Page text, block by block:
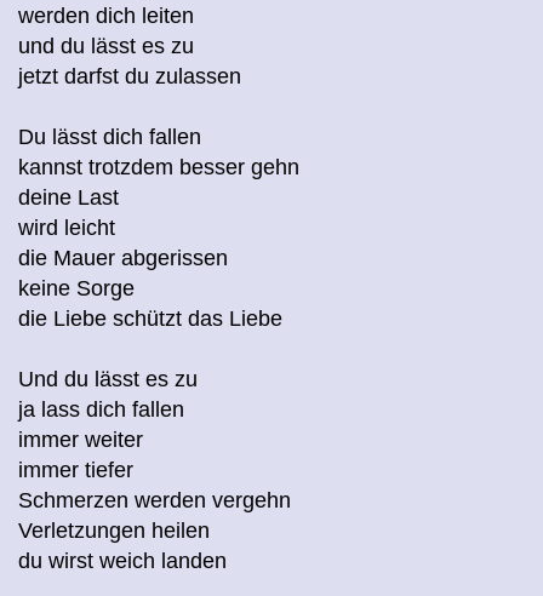
werden dich leiten
und du lässt es zu
jetzt darfst du zulassen
Du lässt dich fallen
kannst trotzdem besser gehn
deine Last
wird leicht
die Mauer abgerissen
keine Sorge
die Liebe schützt das Liebe
Und du lässt es zu
ja lass dich fallen
immer weiter
immer tiefer
Schmerzen werden vergehn
Verletzungen heilen
du wirst weich landen